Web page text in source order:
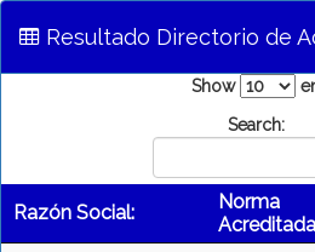
Resultado Directorio de
Show
Search:
Razón Social:
Norma